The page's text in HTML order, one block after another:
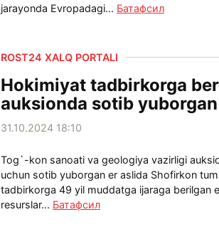
jarayonda Evropadagi... Батафсил
ROST24 XALQ PORTALI
Hokimiyat tadbirkorga
auksionda sotib yuborgan
31.10.2024 18:10
Tog`-kon sanoati va geologiya vazirligi
uchun sotib yuborgan er aslida Shofirkon
tadbirkorga 49 yil muddatga ijaraga berilgan
resurslar... Батафсил